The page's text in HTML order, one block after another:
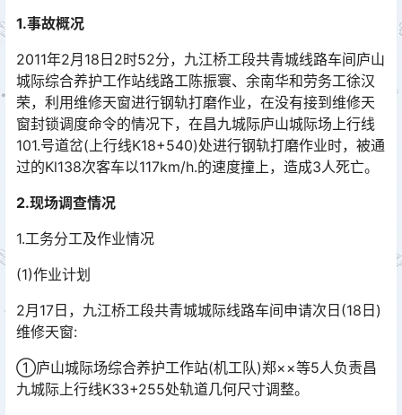
1.事故概况
2011年2月18日2时52分，九江桥工段共青城线路车间庐山
城际综合养护工作站线路工陈振寰、余南华和劳务工徐汉
荣，利用维修天窗进行钢轨打磨作业，在没有接到维修天
窗封锁调度命令的情况下，在昌九城际庐山城际场上行线
101.号道岔(上行线K18+540)处进行钢轨打磨作业时，被通
过的Kl138次客车以117km/h.的速度撞上，造成3人死亡。󠅅󠅃󠄵󠅂󠄪󠇖󠆨󠆨󠇕󠆞󠆒󠅬󠇘󠆭󠆘󠇙󠆝󠅵󠇗󠆭󠆁󠄐󠇗󠅹󠅸󠇖󠆍󠅳󠇖󠅹󠅰󠇖󠆌󠅹
2.现场调查情况
1.工务分工及作业情况
(1)作业计划
2月17日，九江桥工段共青城城际线路车间申请次日(18日)
维修天窗:
①庐山城际场综合养护工作站(机工队)郑××等5人负责昌
九城际上行线K33+255处轨道几何尺寸调整。